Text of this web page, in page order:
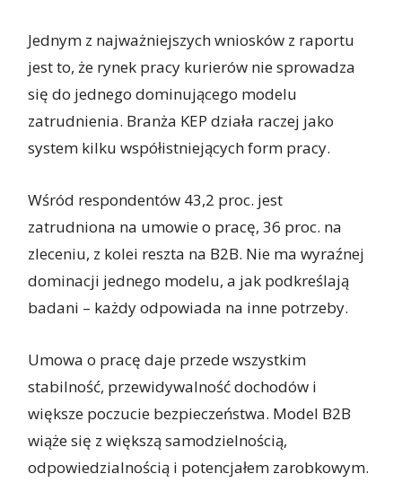
Jednym z najważniejszych wniosków z raportu
jest to, że rynek pracy kurierów nie sprowadza
się do jednego dominującego modelu
zatrudnienia. Branża KEP działa raczej jako
system kilku współistniejących form pracy.
Wśród respondentów 43,2 proc. jest
zatrudniona na umowie o pracę, 36 proc. na
zleceniu, z kolei reszta na B2B. Nie ma wyraźnej
dominacji jednego modelu, a jak podkreślają
badani – każdy odpowiada na inne potrzeby.
Umowa o pracę daje przede wszystkim
stabilność, przewidywalność dochodów i
większe poczucie bezpieczeństwa. Model B2B
wiąże się z większą samodzielnością,
odpowiedzialnością i potencjałem zarobkowym.